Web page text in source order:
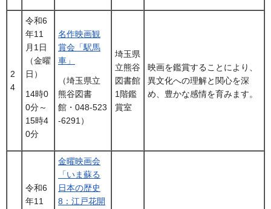
2
4
令和6
年11
月1日
（金曜
日）
14時0
0分～
15時4
0分
名作映画観
賞会「駅馬
車」
（埼玉県立
熊谷図書
館・048-523
-6291）
埼玉県
立熊谷
図書館
1階鑑
賞室
映画を鑑賞することにより、
異文化への理解と関心を深
め、豊かな感情を育みます。
令和6
年11
金曜映画会
「いま蘇る
日本の歴史
8：江戸花開